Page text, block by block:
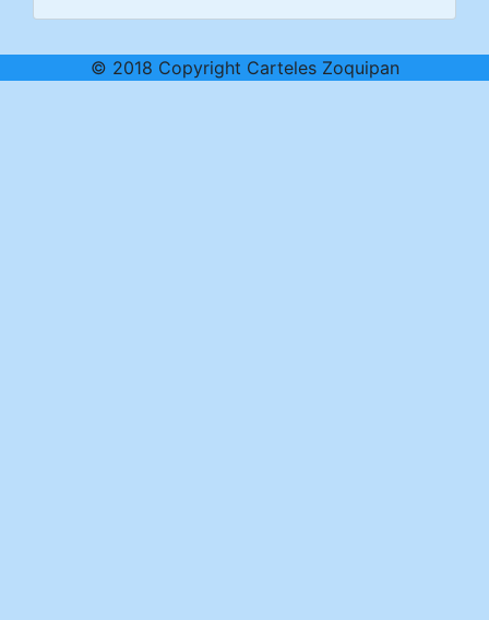
© 2018 Copyright Carteles Zoquipan